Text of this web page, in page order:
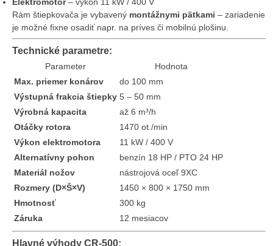
Rám štiepkovača je vybavený montážnymi pätkami – zariadenie
je možné fixne osadiť napr. na príves či mobilnú plošinu.
Technické parametre:
Parameter
Hodnota
Max. priemer konárov
do 100 mm
Výstupná frakcia štiepky 5 – 50 mm
Výrobná kapacita
až 6 m³/h
Otáčky rotora
1470 ot./min
Výkon elektromotora
11 kW / 400 V
Alternatívny pohon
benzín 18 HP / PTO 24 HP
Materiál nožov
nástrojová oceľ 9XC
Rozmery (D×Š×V)
1450 × 800 × 1750 mm
Hmotnosť
300 kg
Záruka
12 mesiacov
Hlavné výhody CR-500: